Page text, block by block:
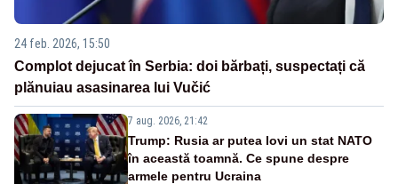
24 feb. 2026, 15:50
Complot dejucat în Serbia: doi bărbați, suspectați că
plănuiau asasinarea lui Vučić
7 aug. 2026, 21:42
Trump: Rusia ar putea lovi un stat NATO
în această toamnă. Ce spune despre
armele pentru Ucraina